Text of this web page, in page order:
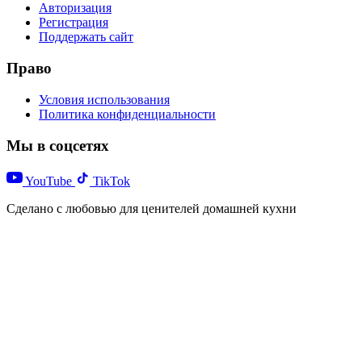
Авторизация
Регистрация
Поддержать сайт
Право
Условия использования
Политика конфиденциальности
Мы в соцсетях
YouTube
TikTok
Сделано с любовью для ценителей домашней кухни